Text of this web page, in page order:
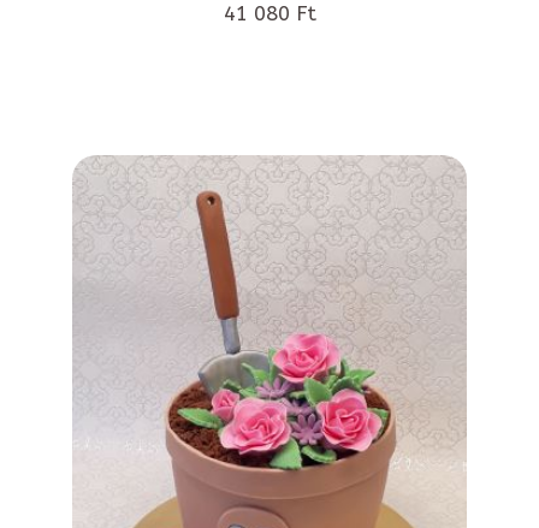
41 080 Ft